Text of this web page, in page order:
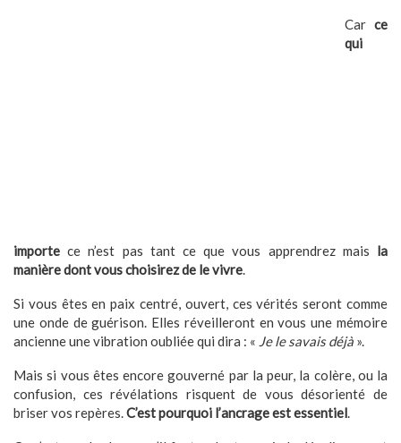
Car ce
qui
importe ce n’est pas tant ce que vous apprendrez mais
la
manière dont vous choisirez de le vivre.
Si vous êtes en paix centré, ouvert, ces vérités seront comme
une onde de guérison. Elles réveilleront en vous une mémoire
ancienne une vibration oubliée qui dira : « Je le savais déjà ».
Mais si vous êtes encore gouverné par la peur, la colère, ou la
confusion, ces révélations risquent de vous désorienté de
briser vos repères.C’est pourquoi l’ancrage est essentiel.